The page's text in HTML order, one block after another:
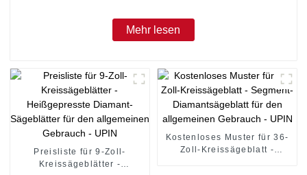
Mehr lesen
Preisliste für 9-Zoll-
Kreissägeblätter -
Kostenloses Muster für 36-
Zoll-Kreissägeblatt -